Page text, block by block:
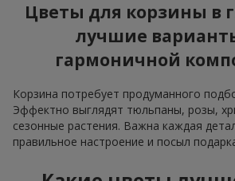
Цветы для корзины в
лучшие
гармоничной
Корзина потребует продуманного
Эффектно выглядят тюльпаны, розы,
сезонные растения. Важна каждая
правильное настроение и посыл